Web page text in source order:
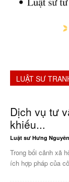
LUẬT SƯ
Dịch vụ tư
khiếu...
Luật sư Hưng Nguyên
Trong bối cảnh xã
ích hợp pháp của